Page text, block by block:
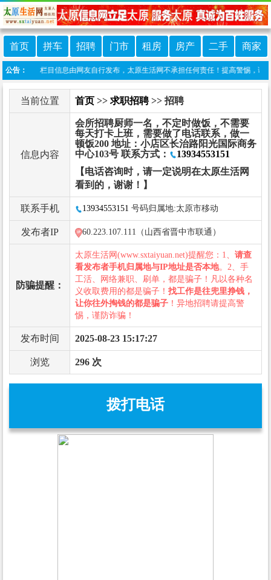
首页 拼车 招聘 门市 租房 房产 二手 商家
公告：
声明：本栏目信息由网友自行发布，太原生活网不承担任何责任！提高警惕，谨防
当前位置 首页 >> 求职招聘>> 招聘
信息内容
会所招聘厨师一名，不定时做饭，不需要
每天打卡上班，需要做了电话联系，做一
顿饭200 地址：小店区长治路阳光国际商务
中心103号 联系方式：
13934553151
【电话咨询时，请一定说明在太原生活网
看到的，谢谢！】
联系手机 13934553151 号码归属地:太原市移动
发布者IP 60.223.107.111（山西省晋中市联通）
防骗提醒：
太原生活网(www.sxtaiyuan.net)提醒您：1、 请查
看发布者手机归属地与IP地址是否本地。2、手
工活、网络兼职、刷单，都是骗子！凡以各种名
义收取费用的都是骗子！ 找工作是往兜里挣钱，
让你往外掏钱的都是骗子 ！异地招聘请提高警
惕，谨防诈骗！
发布时间 2025-08-23 15:17:27
浏览 296 次
拨打电话